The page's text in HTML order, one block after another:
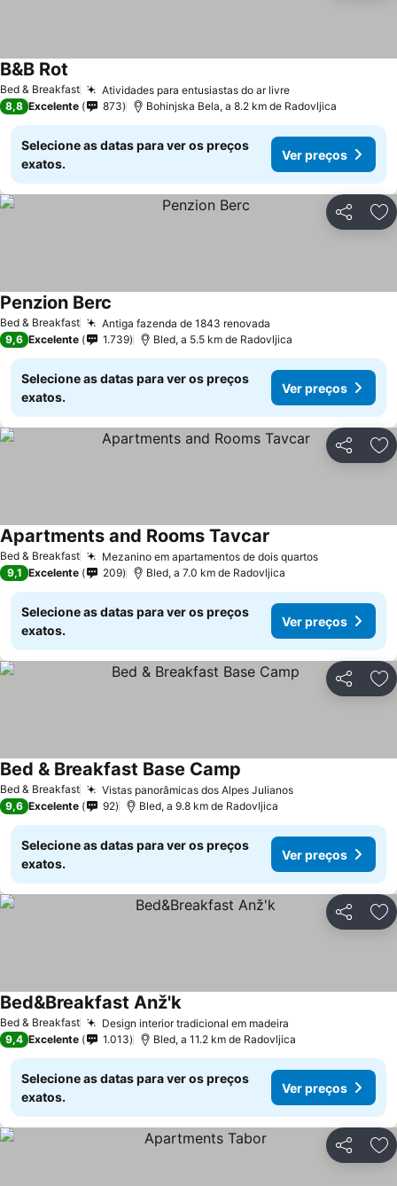
Bed & Breakfast Atividades para entusiastas do ar livre
B&B Rot
8,8 Excelente 873 Bohinjska Bela, a 8.2 km de Radovljica
Selecione as datas para ver os preços
exatos.
Ver preços
Partilhar
Bed & Breakfast Antiga fazenda de 1843 renovada
Penzion Berc
9,6 Excelente 1.739 Bled, a 5.5 km de Radovljica
Selecione as datas para ver os preços
exatos.
Ver preços
Partilhar
Bed & Breakfast Mezanino em apartamentos de dois quartos
Apartments and Rooms Tavcar
9,1 Excelente 209 Bled, a 7.0 km de Radovljica
Selecione as datas para ver os preços
exatos.
Ver preços
Partilhar
Bed & Breakfast Vistas panorâmicas dos Alpes Julianos
Bed & Breakfast Base Camp
9,6 Excelente 92 Bled, a 9.8 km de Radovljica
Selecione as datas para ver os preços
exatos.
Ver preços
Partilhar
Bed & Breakfast Design interior tradicional em madeira
Bed&Breakfast Anž'k
9,4 Excelente 1.013 Bled, a 11.2 km de Radovljica
Selecione as datas para ver os preços
exatos.
Ver preços
Partilhar